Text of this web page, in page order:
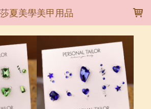
莎夏美學美甲用品